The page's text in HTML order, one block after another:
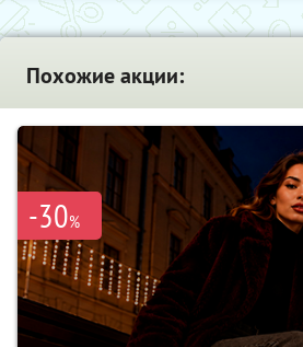
Похожие акции:
-30%